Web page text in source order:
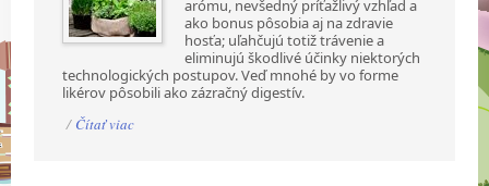
arómu, nevšedný príťažlivý vzhľad a
ako bonus pôsobia aj na zdravie
hosťa; uľahčujú totiž trávenie a
eliminujú škodlivé účinky niektorých
technologických postupov. Veď mnohé by vo forme
likérov pôsobili ako zázračný digestív.
/ Čítať viac